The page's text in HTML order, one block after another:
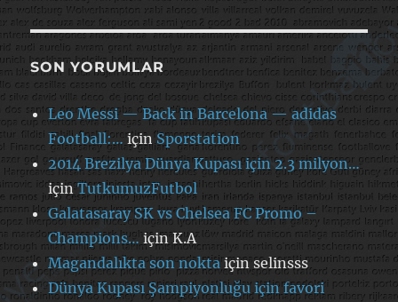
SON YORUMLAR
Leo Messi — Back in Barcelona — adidas
Football:… içinSporstation
2014 Brezilya Dünya Kupası için 2.3 milyon…
içinTutkumuzFutbol
Galatasaray SK vs Chelsea FC Promo –
Champions… içinK.A
Magandalıkta son nokta içinselinsss
Dünya Kupası Şampiyonluğu için favori